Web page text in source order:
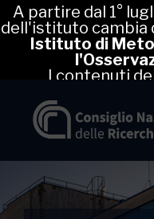
A partire dal 1°
dell'istituto cambia
Istituto di
I contenuti